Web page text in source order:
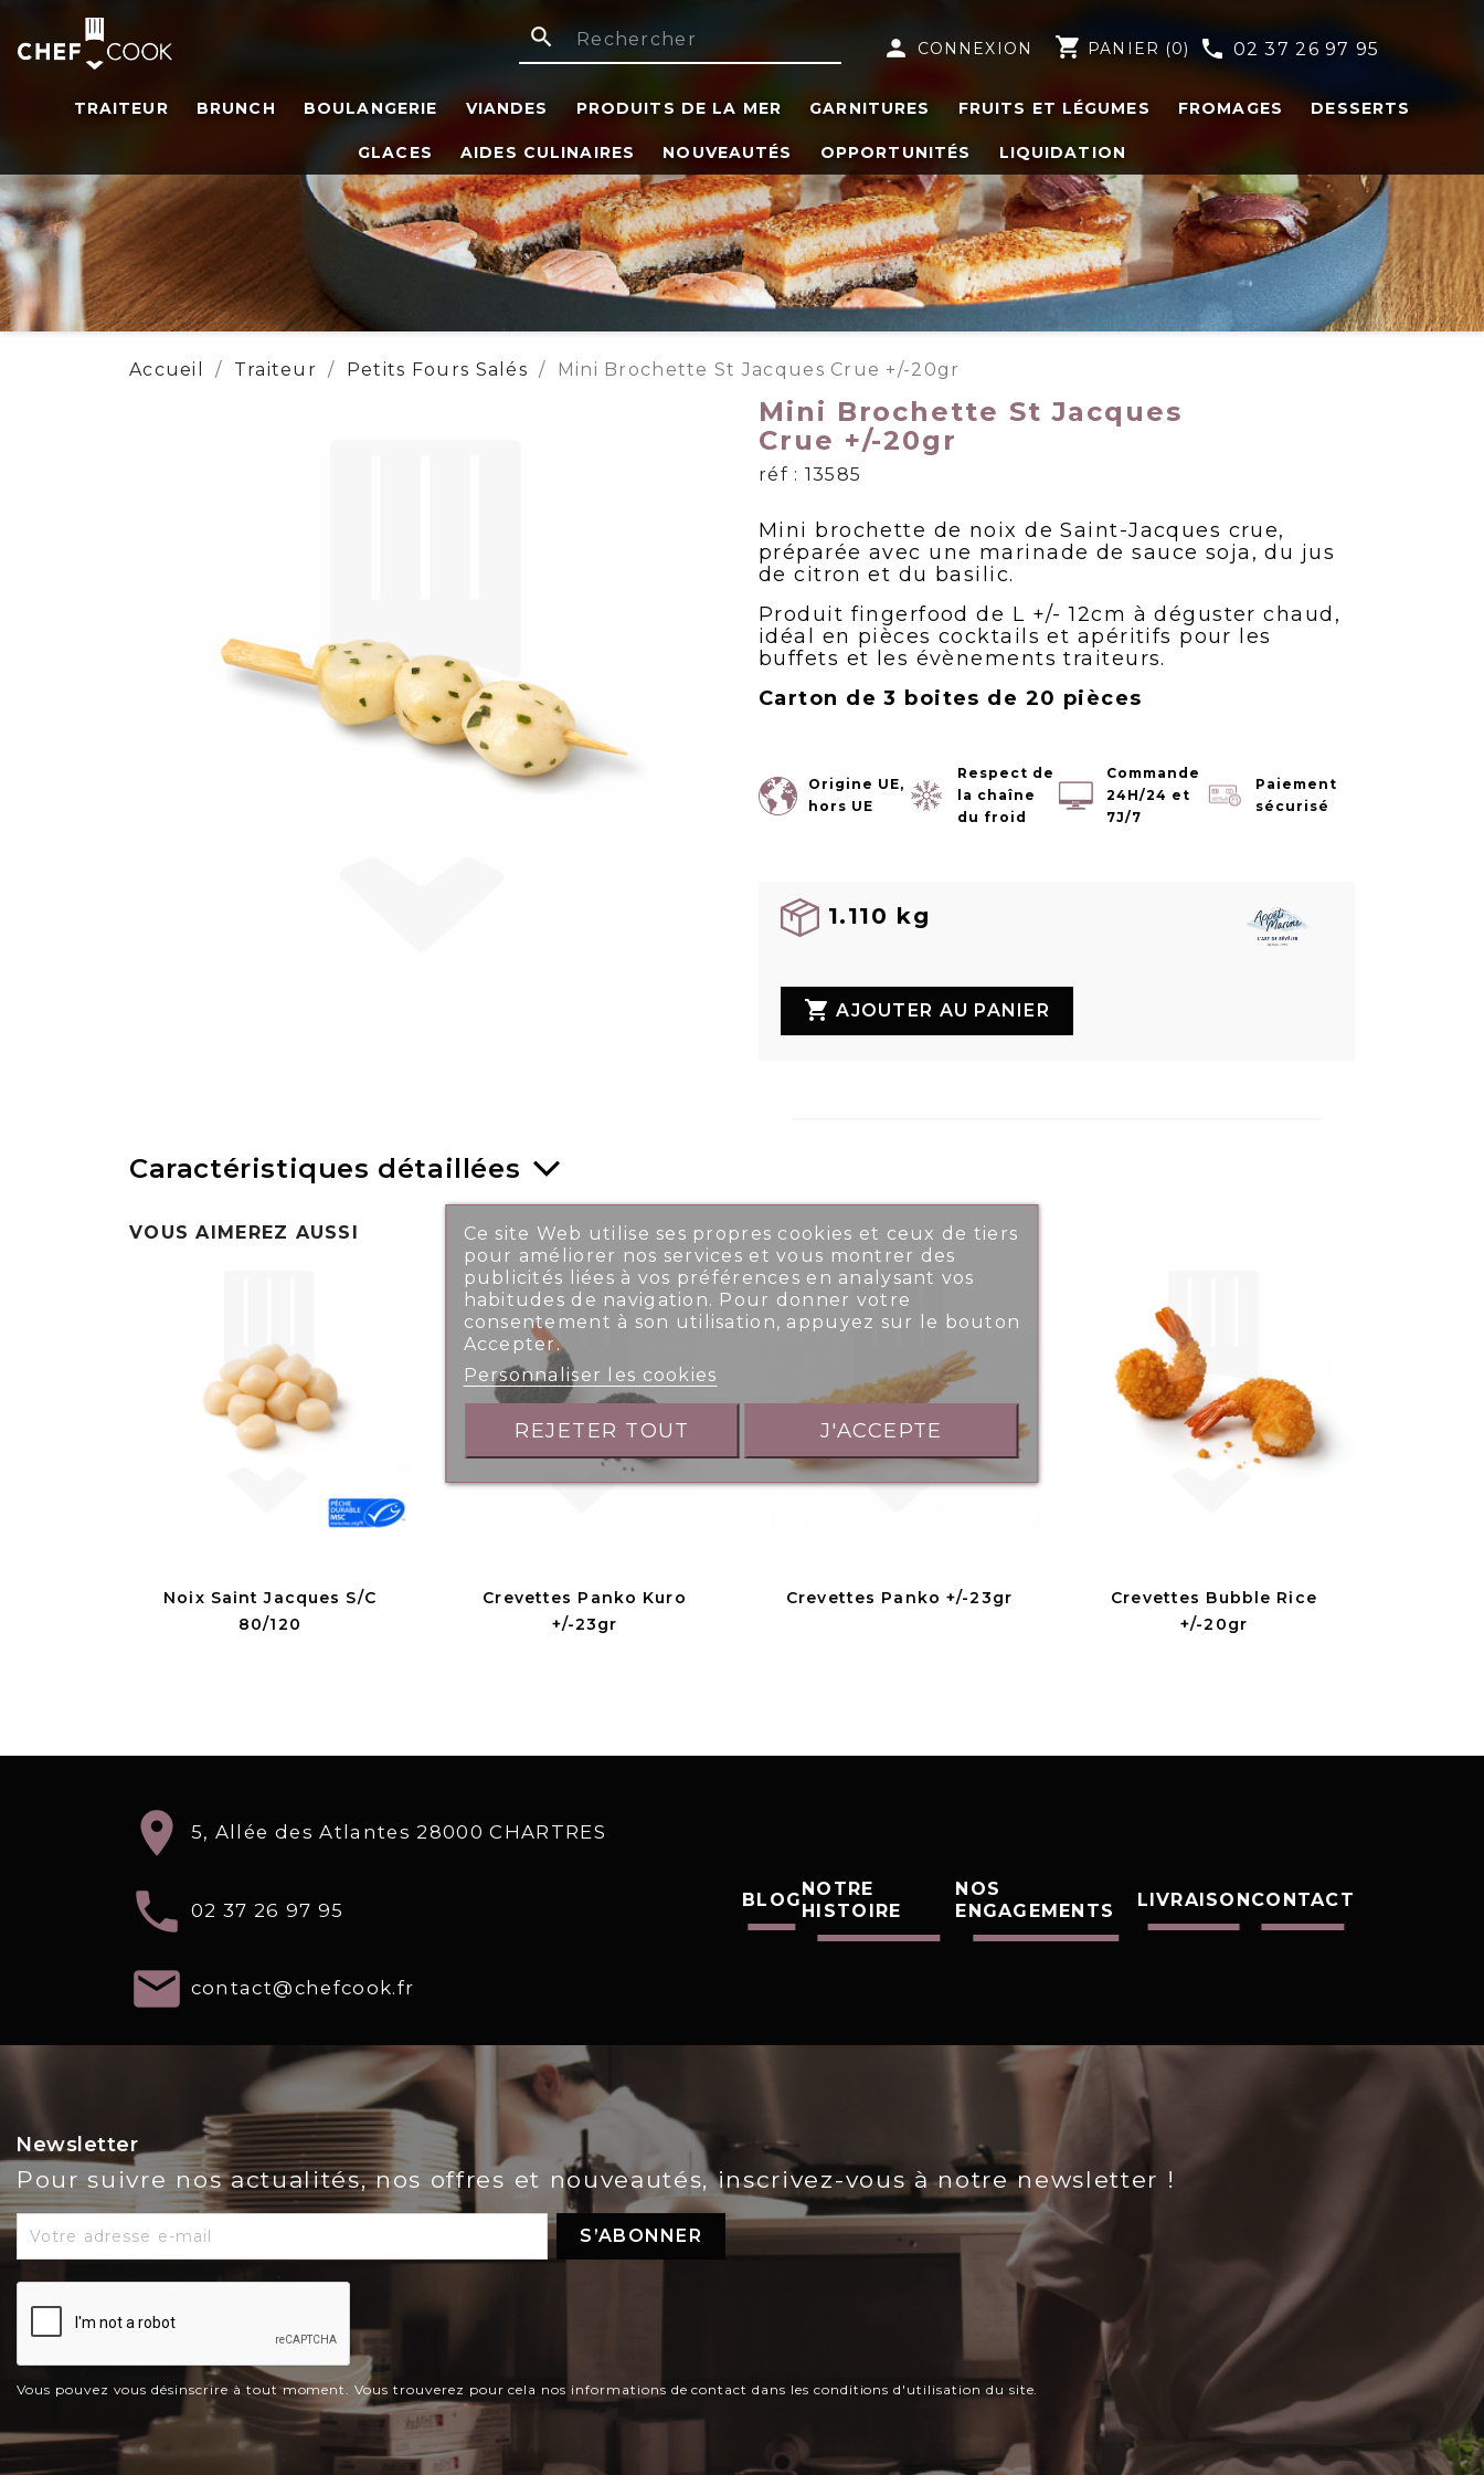
search person CONNEXION shopping_cart PANIER (0) phone 02 37 26 97 95
TRAITEUR BRUNCH BOULANGERIE VIANDES PRODUITS DE LA MER GARNITURES FRUITS ET LÉGUMES FROMAGES DESSERTS
GLACES AIDES CULINAIRES NOUVEAUTÉS OPPORTUNITÉS LIQUIDATION
Accueil Traiteur Petits Fours Salés Mini Brochette St Jacques Crue +/-20gr
Mini Brochette St Jacques
Crue +/-20gr
réf : 13585
Mini brochette de noix de Saint-Jacques crue,
préparée avec une marinade de sauce soja, du jus
de citron et du basilic.
Produit fingerfood de L +/- 12cm à déguster chaud,
idéal en pièces cocktails et apéritifs pour les
buffets et les évènements traiteurs.
Carton de 3 boites de 20 pièces
Origine UE,
hors UE
Respect de
la chaîne
du froid
Commande
24H/24 et
7J/7
Paiement
sécurisé
1.110 kg
 AJOUTER AU PANIER
Caractéristiques détaillées
VOUS AIMEREZ AUSSI
Noix Saint Jacques S/C
80/120
Crevettes Panko Kuro
+/-23gr
Crevettes Panko +/-23gr
Crevettes Bubble Rice
+/-20gr
location_on 5, Allée des Atlantes 28000 CHARTRES
local_phone 02 37 26 97 95
email contact@chefcook.fr
BLOG
NOTRE
HISTOIRE
NOS
ENGAGEMENTS
LIVRAISONCONTACT
Newsletter
Pour suivre nos actualités, nos offres et nouveautés, inscrivez-vous à notre newsletter !
Vous pouvez vous désinscrire à tout moment. Vous trouverez pour cela nos informations de contact dans les conditions d'utilisation du site.
Ce site Web utilise ses propres cookies et ceux de tiers
pour améliorer nos services et vous montrer des
publicités liées à vos préférences en analysant vos
habitudes de navigation. Pour donner votre
consentement à son utilisation, appuyez sur le bouton
Accepter.
Personnaliser les cookies
REJETER TOUT J'ACCEPTE